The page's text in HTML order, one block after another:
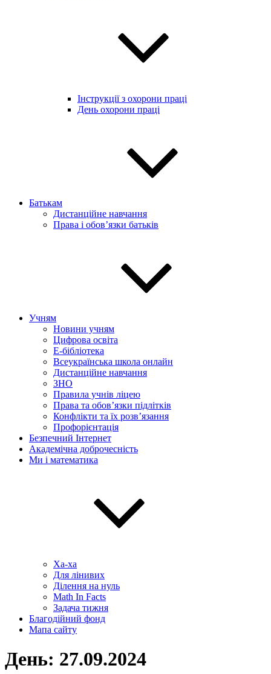
Інструкції з охорони праці
День охорони праці
Батькам
Дистанційне навчання
Права і обов’язки батьків
Учням
Новини учням
Цифрова освіта
E-бібліотека
Всеукраїнська школа онлайн
Дистанційне навчання
ЗНО
Правила учнів ліцею
Права та обов’язки підлітків
Конфлікти та їх розв’язання
Профорієнтація
Безпечний Інтернет
Академічна доброчесність
Ми і математика
Ха-ха
Для лінивих
Ділення на нуль
Math In Facts
Задача тижня
Благодійний фонд
Мапа сайту
День: 27.09.2024